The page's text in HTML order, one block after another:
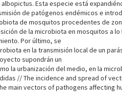
Esta especie está
de patógenos endémicos e
de mosquitos procedentes de
de la microbiota en mosquitos a
Por último, se
en la transmisión local de un
supondrán un
la urbanización del medio, en la
// The incidence and spread of
main vectors of pathogens affecting